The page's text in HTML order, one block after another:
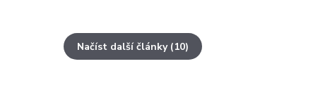
Načíst další články (10)